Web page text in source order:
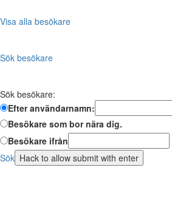
Visa alla besökare
Sök besökare
Sök besökare:
Efter användarnamn:
Besökare som bor nära dig.
Besökare ifrån
Sök